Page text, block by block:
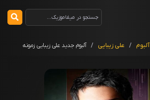
آلبوم / علی زیبایی / آلبوم جدید علی زیبایی زمونه